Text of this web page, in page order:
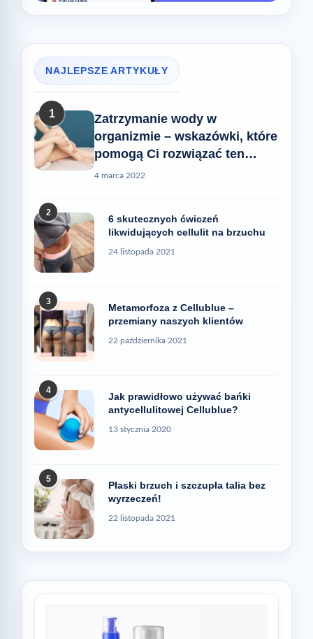
NAJLEPSZE ARTYKUŁY
1
Zatrzymanie wody w
organizmie – wskazówki, które
pomogą Ci rozwiązać ten
problem
4 marca 2022
2
6 skutecznych ćwiczeń
likwidujących cellulit na brzuchu
24 listopada 2021
3
Metamorfoza z Cellublue –
przemiany naszych klientów
22 października 2021
4
Jak prawidłowo używać bańki
antycellulitowej Cellublue?
13 stycznia 2020
5
Płaski brzuch i szczupła talia bez
wyrzeczeń!
22 listopada 2021